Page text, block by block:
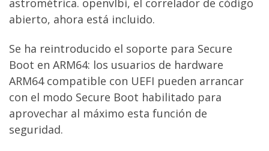
abierto, ahora está incluido.
Se ha reintroducido el soporte para Secure
Boot en ARM64: los usuarios de hardware
ARM64 compatible con UEFI pueden arrancar
con el modo Secure Boot habilitado para
aprovechar al máximo esta función de
seguridad.